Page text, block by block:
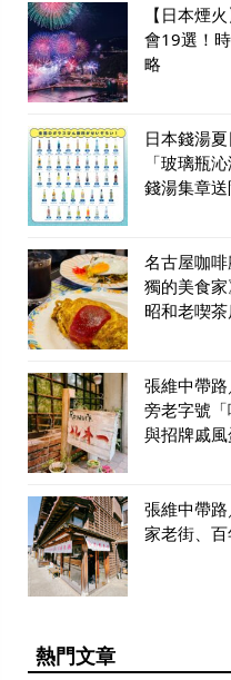
【日本煙
會19選！
略
日本錢湯
「玻璃瓶
錢湯集章
名古屋咖
獨的美食
昭和老喫
張維中帶
旁老字號
與招牌戚
張維中帶
家老街、
熱門文章